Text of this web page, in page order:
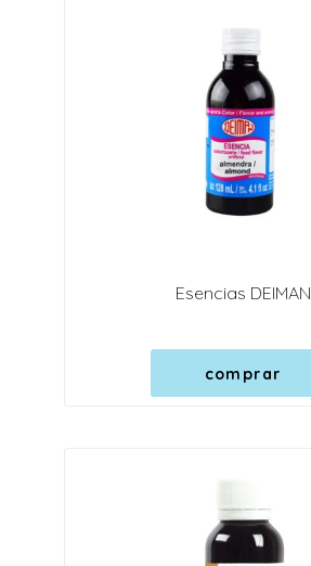
Esencias DEIMAN
comprar